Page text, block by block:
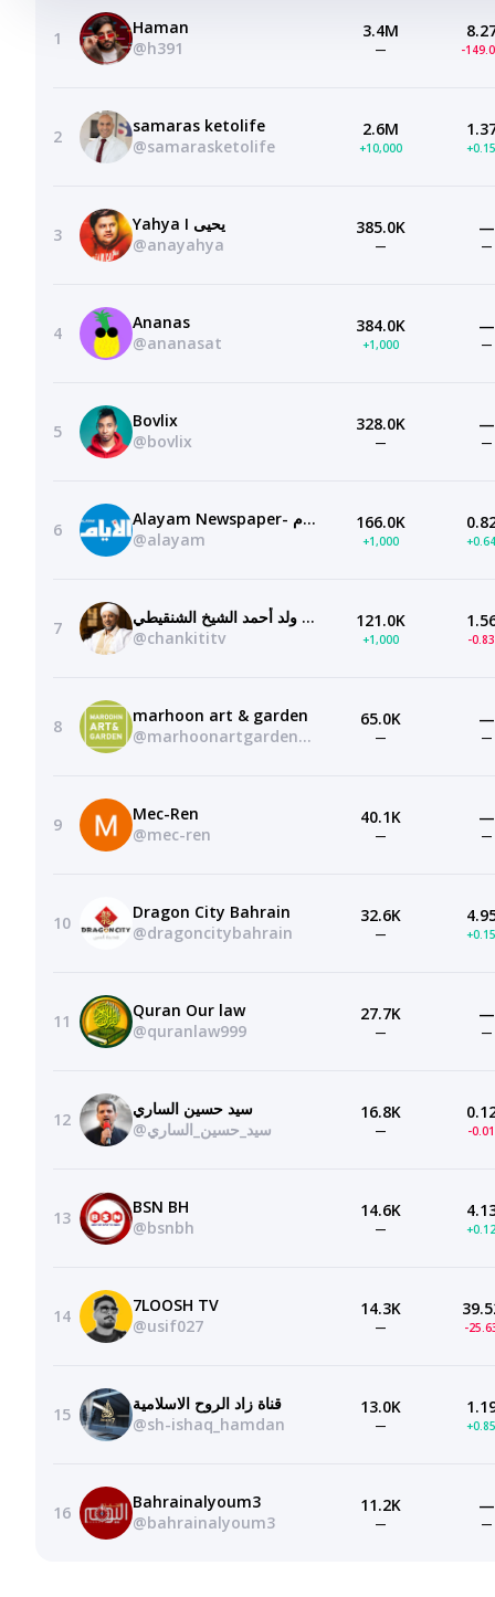
1
Haman
@h391
3.4M
— -
2
samaras ketolife
@samarasketolife
2.6M
+10,000
3
Yahya I يحيى
@anayahya
385.0K
—
—
—
4
Ananas
@ananasat
384.0K
+1,000
—
—
5
Bovlix
@bovlix
328.0K
—
—
—
6
Alayam Newspaper- صحيفة الأيام
@alayam
166.0K
+1,000
7
قناة الشيخ محمد محمود ولد أحمد الشيخ الشنقيطي
@chankititv
121.0K
+1,000 -
8
marhoon art & garden
@marhoonartgarden2800
65.0K
—
—
—
9
Mec-Ren
@mec-ren
40.1K
—
—
—
10
Dragon City Bahrain
@dragoncitybahrain
32.6K
—
11
Quran Our law
@quranlaw999
27.7K
—
—
—
12
سيد حسين الساري
@سيد_حسين_الساري
16.8K
— -
13
BSN BH
@bsnbh
14.6K
—
14
7LOOSH TV
@usif027
14.3K
— -
15
قناة زاد الروح الاسلامية
@sh-ishaq_hamdan
13.0K
—
16
Bahrainalyoum3
@bahrainalyoum3
11.2K
—
—
—